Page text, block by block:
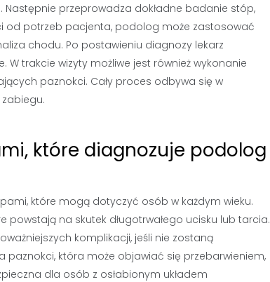
przeprowadza dokładne badanie stóp,
od potrzeb pacjenta, podolog może zastosować
chodu. Po postawieniu diagnozy lekarz
trakcie wizyty możliwe jest również wykonanie
paznokci. Cały proces odbywa się w
które diagnozuje podolog
które mogą dotyczyć osób w każdym wieku.
na skutek długotrwałego ucisku lub tarcia.
komplikacji, jeśli nie zostaną
która może objawiać się przebarwieniem,
dla osób z osłabionym układem